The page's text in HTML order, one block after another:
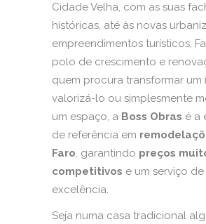
Cidade Velha, com as suas
históricas, até às novas
empreendimentos turísticos,
polo de crescimento e
quem procura transformar um
valorizá-lo ou simplesmente
um espaço, a Boss Obras é a
de referência em
Faro, garantindo preços
competitivos e um serviço de
excelência.
Seja numa casa tradicional